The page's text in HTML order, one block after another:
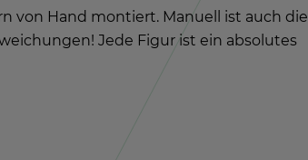
von Hand mon­tiert. Ma­nu­ell ist auch die
Jede Figur ist ein ab­so­lu­tes